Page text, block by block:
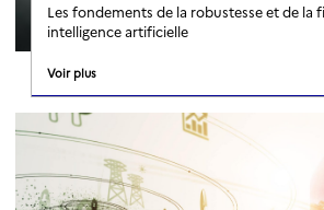
Les fondements de la robustesse et de la
intelligence artificielle
Voir plus